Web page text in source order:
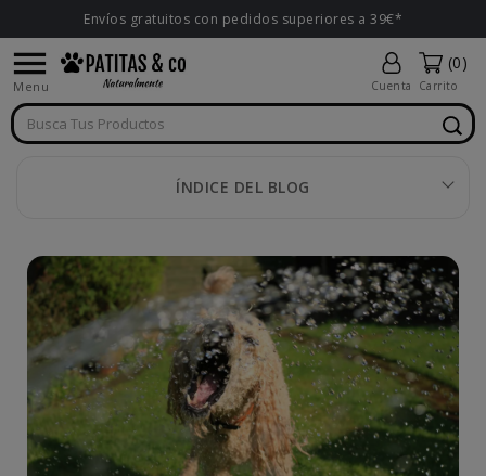
Envíos gratuitos con pedidos superiores a 39€*

Menu Cuenta
(0)
Carrito
ÍNDICE DEL BLOG